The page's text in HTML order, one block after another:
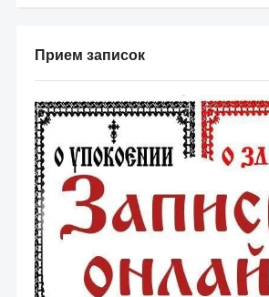
Прием записок